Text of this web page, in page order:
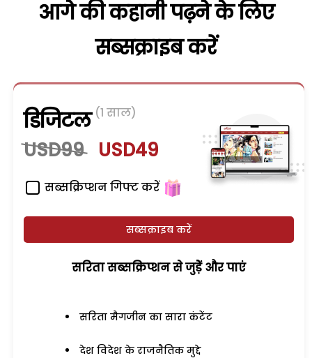
आगे की कहानी पढ़ने के लिए
सब्सक्राइब करें
डिजिटल (1 साल)
USD99 USD49
सब्सक्रिप्शन गिफ्ट करें
सब्सक्राइब करें
सरिता सब्सक्रिप्शन से जुड़ेें और पाएं
सरिता मैगजीन का सारा कंटेंट
देश विदेश के राजनैतिक मुद्दे